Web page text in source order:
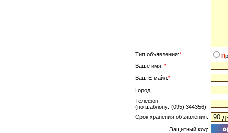
Тип объявления:* П
Ваше имя: *
Ваш Е-майл:*
Город:
Телефон:
(по шаблону: (095) 344356)
Срок хранения объявления:
Защитный код: